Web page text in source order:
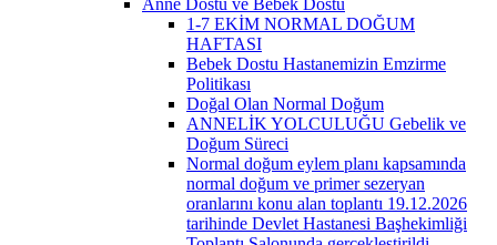
1-7 EKİM NORMAL DOĞUM
HAFTASI
Bebek Dostu Hastanemizin Emzirme
Politikası
Doğal Olan Normal Doğum
ANNELİK YOLCULUĞU Gebelik ve
Doğum Süreci
Normal doğum eylem planı kapsamında
normal doğum ve primer sezeryan
oranlarını konu alan toplantı 19.12.2026
tarihinde Devlet Hastanesi Başhekimliği